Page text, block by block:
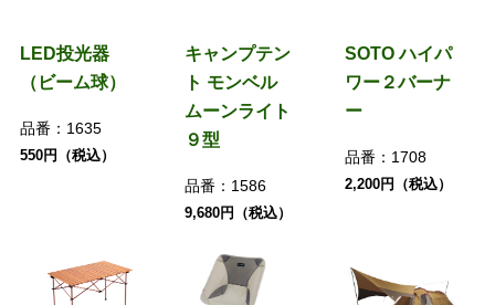
LED投光器
（ビーム球）
品番： 1635
550円（税込）
キャンプテン
ト モンベル
ムーンライト
９型
品番： 1586
9,680円（税込）
SOTO ハイパ
ワー２バーナ
ー
品番： 1708
2,200円（税込）